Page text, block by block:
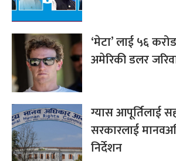
‘मेटा’ लाई ५६
अमेरिकी डलर
ग्यास आपूर्तिलाई
सरकारलाई
निर्देशन